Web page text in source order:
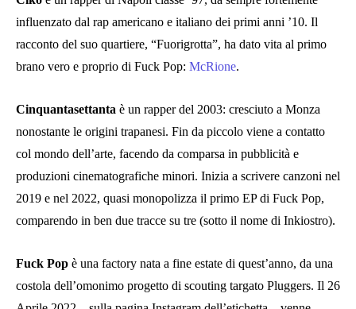
influenzato dal rap americano e italiano dei primi anni ’10. Il
racconto del suo quartiere, “Fuorigrotta”, ha dato vita al primo
brano vero e proprio di Fuck Pop: McRione.
Cinquantasettanta è un rapper del 2003: cresciuto a Monza
nonostante le origini trapanesi. Fin da piccolo viene a contatto
col mondo dell’arte, facendo da comparsa in pubblicità e
produzioni cinematografiche minori. Inizia a scrivere canzoni nel
2019 e nel 2022, quasi monopolizza il primo EP di Fuck Pop,
comparendo in ben due tracce su tre (sotto il nome di Inkiostro).
Fuck Pop è una factory nata a fine estate di quest’anno, da una
costola dell’omonimo progetto di scouting targato Pluggers. Il 26